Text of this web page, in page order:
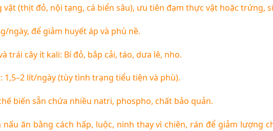
vật (thịt đỏ, nội tạng, cá biển sâu), ưu tiên đạm thực vật hoặc trứng,
ngày, để giảm huyết áp và phù nề.
trái cây ít kali: Bí đỏ, bắp cải, táo, dưa lê, nho.
1,5–2 lít/ngày (tùy tình trạng tiểu tiện và phù).
biến sẵn chứa nhiều natri, phospho, chất bảo quản.
ăn bằng cách hấp, luộc, ninh thay vì chiên, rán để giảm lượng